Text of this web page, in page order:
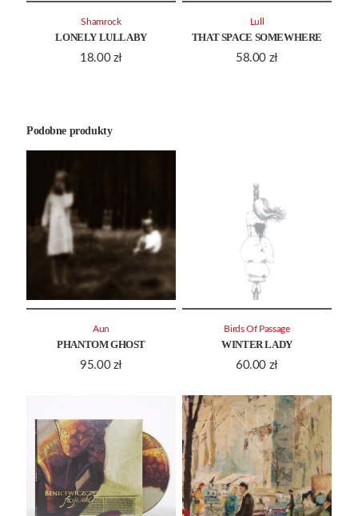
LONELY LULLABY
18.00 zł
Shamrock
THAT SPACE SOMEWHERE
58.00 zł
Lull
Podobne produkty
PHANTOM GHOST
95.00 zł
Aun
WINTER LADY
60.00 zł
Birds Of Passage